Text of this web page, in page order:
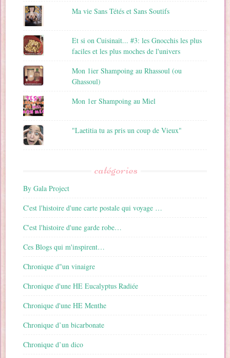
Ma vie Sans Tétés et Sans Soutifs
Et si on Cuisinait... #3: les Gnocchis les plus
faciles et les plus moches de l'univers
Mon 1ier Shampoing au Rhassoul (ou
Ghassoul)
Mon 1er Shampoing au Miel
"Laetitia tu as pris un coup de Vieux"
catégories
By Gala Project
C'est l'histoire d'une carte postale qui voyage …
C'est l'histoire d'une garde robe…
Ces Blogs qui m'inspirent…
Chronique d"un vinaigre
Chronique d'une HE Eucalyptus Radiée
Chronique d'une HE Menthe
Chronique d’un bicarbonate
Chronique d’un dico